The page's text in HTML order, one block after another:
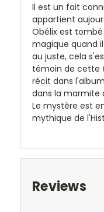
Il est un fait
appartient
Obélix est
magique quand
au juste, cela
témoin de cette
récit dans l'album
dans la marmite
Le mystère est
mythique de
Reviews